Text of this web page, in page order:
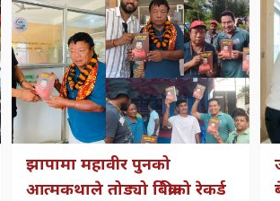
झापामा महावीर पुनको
आत्मकथाले तोड्यो बिक्रीको रेकर्ड